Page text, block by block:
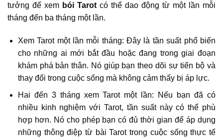
tưởng để xem bói Tarot có thể dao động từ một lần mỗi
tháng đến ba tháng một lần.
Xem Tarot một lần mỗi tháng: Đây là tần suất phổ biến
cho những ai mới bắt đầu hoặc đang trong giai đoạn
khám phá bản thân. Nó giúp bạn theo dõi sự tiến bộ và
thay đổi trong cuộc sống mà không cảm thấy bị áp lực.
Hai đến 3 tháng xem Tarot một lần: Nếu bạn đã có
nhiều kinh nghiệm với Tarot, tần suất này có thể phù
hợp hơn. Nó cho phép bạn có đủ thời gian để áp dụng
những thông điệp từ bài Tarot trong cuộc sống thực tế